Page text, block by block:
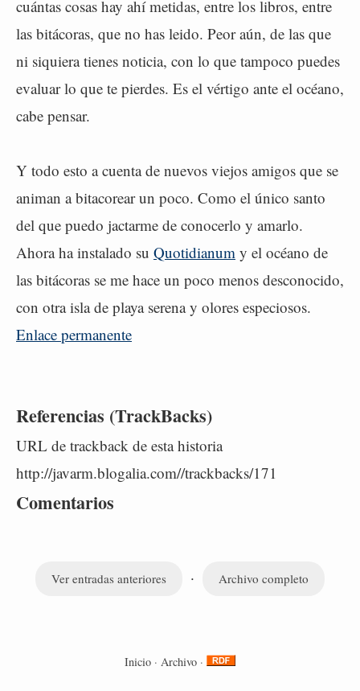
cuántas cosas hay ahí metidas, entre los libros, entre
las bitácoras, que no has leido. Peor aún, de las que
ni siquiera tienes noticia, con lo que tampoco puedes
evaluar lo que te pierdes. Es el vértigo ante el océano,
cabe pensar.
Y todo esto a cuenta de nuevos viejos amigos que se
animan a bitacorear un poco. Como el único santo
del que puedo jactarme de conocerlo y amarlo.
Ahora ha instalado su Quotidianum y el océano de
las bitácoras se me hace un poco menos desconocido,
con otra isla de playa serena y olores especiosos.
Enlace permanente
Referencias (TrackBacks)
URL de trackback de esta historia
http://javarm.blogalia.com//trackbacks/171
Comentarios
Ver entradas anteriores · Archivo completo
Inicio · Archivo ·